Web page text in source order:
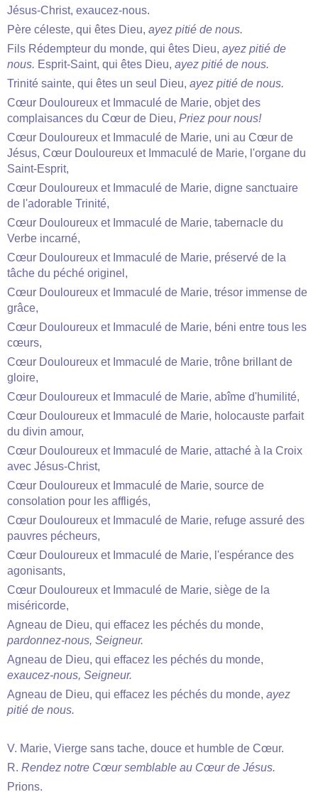
Jésus-Christ, exaucez-nous.
Père céleste, qui êtes Dieu, ayez pitié de nous.
Fils Rédempteur du monde, qui êtes Dieu, ayez pitié de
nous. Esprit-Saint, qui êtes Dieu, ayez pitié de nous.
Trinité sainte, qui êtes un seul Dieu, ayez pitié de nous.
Cœur Douloureux et Immaculé de Marie, objet des
complaisances du Cœur de Dieu, Priez pour nous!
Cœur Douloureux et Immaculé de Marie, uni au Cœur de
Jésus, Cœur Douloureux et Immaculé de Marie, l'organe du
Saint-Esprit,
Cœur Douloureux et Immaculé de Marie, digne sanctuaire
de l'adorable Trinité,
Cœur Douloureux et Immaculé de Marie, tabernacle du
Verbe incarné,
Cœur Douloureux et Immaculé de Marie, préservé de la
tâche du péché originel,
Cœur Douloureux et Immaculé de Marie, trésor immense de
grâce,
Cœur Douloureux et Immaculé de Marie, béni entre tous les
cœurs,
Cœur Douloureux et Immaculé de Marie, trône brillant de
gloire,
Cœur Douloureux et Immaculé de Marie, abîme d'humilité,
Cœur Douloureux et Immaculé de Marie, holocauste parfait
du divin amour,
Cœur Douloureux et Immaculé de Marie, attaché à la Croix
avec Jésus-Christ,
Cœur Douloureux et Immaculé de Marie, source de
consolation pour les affligés,
Cœur Douloureux et Immaculé de Marie, refuge assuré des
pauvres pécheurs,
Cœur Douloureux et Immaculé de Marie, l'espérance des
agonisants,
Cœur Douloureux et Immaculé de Marie, siège de la
miséricorde,
Agneau de Dieu, qui effacez les péchés du monde,
pardonnez-nous, Seigneur.
Agneau de Dieu, qui effacez les péchés du monde,
exaucez-nous, Seigneur.
Agneau de Dieu, qui effacez les péchés du monde, ayez
pitié de nous.
V. Marie, Vierge sans tache, douce et humble de Cœur.
R. Rendez notre Cœur semblable au Cœur de Jésus.
Prions.